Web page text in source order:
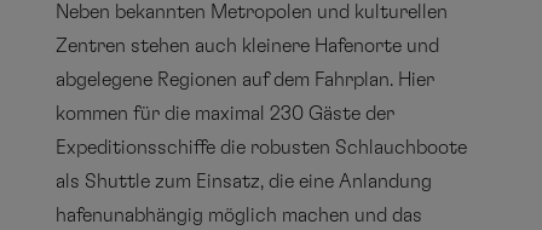
Neben bekannten Metropolen und kulturellen
Zentren stehen auch kleinere Hafenorte und
abgelegene Regionen auf dem Fahrplan. Hier
kommen für die maximal 230 Gäste der
Expeditionsschiffe die robusten Schlauchboote
als Shuttle zum Einsatz, die eine Anlandung
hafenunabhängig möglich machen und das